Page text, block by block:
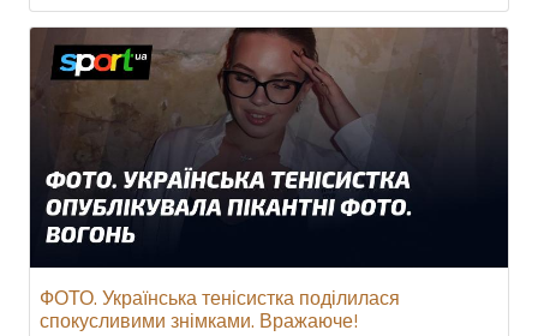
ФОТО. Українська тенісистка поділилася
спокусливими знімками. Вражаюче!